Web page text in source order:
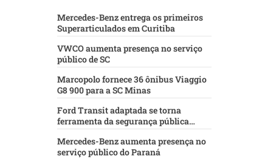
Mercedes-Benz entrega os primeiros
Superarticulados em Curitiba
VWCO aumenta presença no serviço
público de SC
Marcopolo fornece 36 ônibus Viaggio
G8 900 para a SC Minas
Ford Transit adaptada se torna
ferramenta da segurança pública
baiana
Mercedes-Benz aumenta presença no
serviço público do Paraná